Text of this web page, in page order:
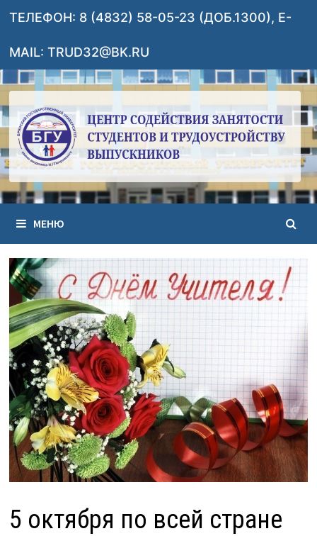
Перейти
содержимому
ТЕЛЕФОН: 8 (4832) 58-05-23 (ДОБ.1300), E-
MAIL: TRUD32@BK.RU
МЕНЮ
5 октября по всей стране